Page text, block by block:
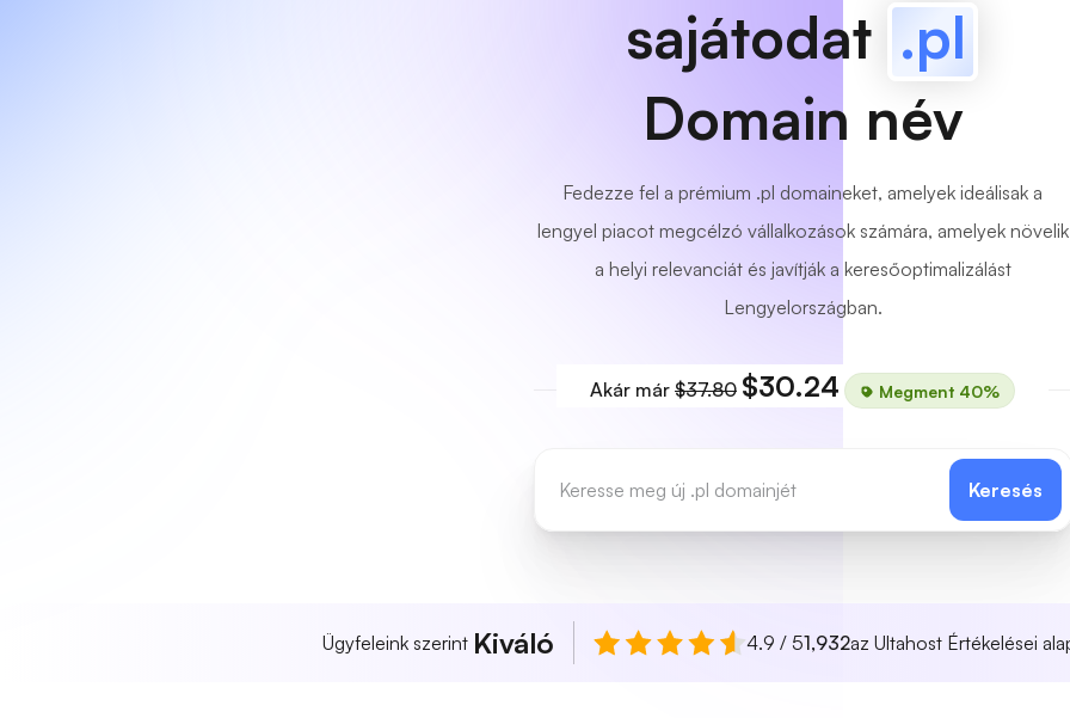
sajátodat .pl
Domain név
Fedezze fel a prémium .pl domaineket, amelyek ideálisak a
lengyel piacot megcélzó vállalkozások számára, amelyek növelik
a helyi relevanciát és javítják a keresőoptimalizálást
Lengyelországban.
Akár már $37.80 $30.24 Megment 40%
Keresés
Ügyfeleink szerint Kiváló 4.9 / 51,932az Ultahost Értékelései